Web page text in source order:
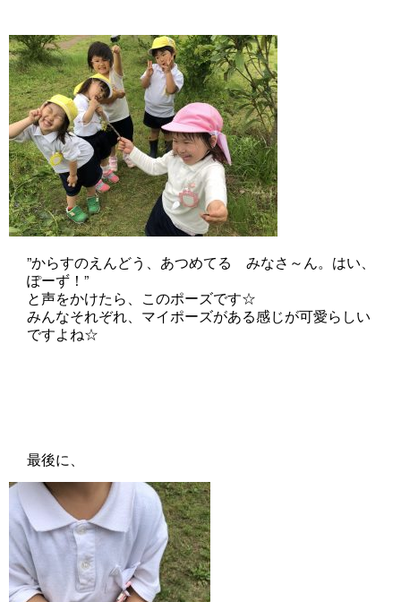
”からすのえんどう、あつめてる みなさ～ん。はい、
ぽーず！”
と声をかけたら、このポーズです☆
みんなそれぞれ、マイポーズがある感じが可愛らしい
ですよね☆
最後に、